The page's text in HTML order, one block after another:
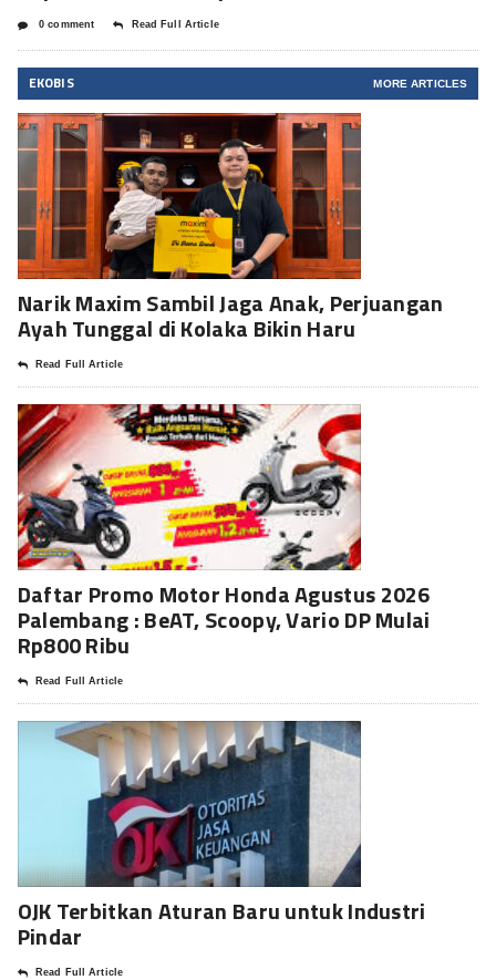
0 comment Read Full Article
EKOBIS MORE ARTICLES
Narik Maxim Sambil Jaga Anak, Perjuangan
Ayah Tunggal di Kolaka Bikin Haru
Read Full Article
Daftar Promo Motor Honda Agustus 2026
Palembang : BeAT, Scoopy, Vario DP Mulai
Rp800 Ribu
Read Full Article
OJK Terbitkan Aturan Baru untuk Industri
Pindar
Read Full Article